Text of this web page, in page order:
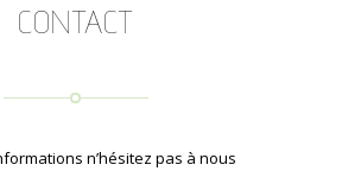
CONTACT
n’hésitez pas à nous